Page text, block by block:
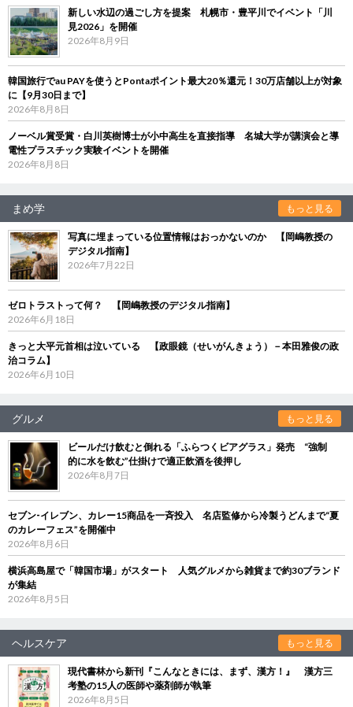
新しい水辺の過ごし方を提案 札幌市・豊平川でイベント「川
見2026」を開催
2026年8月9日
韓国旅行でau PAYを使うとPontaポイント最大20％還元！30万店舗以上が対象
に【9月30日まで】
2026年8月8日
ノーベル賞受賞・白川英樹博士が小中高生を直接指導 名城大学が講演会と導
電性プラスチック実験イベントを開催
2026年8月8日
まめ学 もっと見る
写真に埋まっている位置情報はおっかないのか 【岡嶋教授の
デジタル指南】
2026年7月22日
ゼロトラストって何？ 【岡嶋教授のデジタル指南】
2026年6月18日
きっと大平元首相は泣いている 【政眼鏡（せいがんきょう）－本田雅俊の政
治コラム】
2026年6月10日
グルメ もっと見る
ビールだけ飲むと倒れる「ふらつくビアグラス」発売 “強制
的に水を飲む”仕掛けで適正飲酒を後押し
2026年8月7日
セブン‐イレブン、カレー15商品を一斉投入 名店監修から冷製うどんまで“夏
のカレーフェス”を開催中
2026年8月6日
横浜高島屋で「韓国市場」がスタート 人気グルメから雑貨まで約30ブランド
が集結
2026年8月5日
ヘルスケア もっと見る
現代書林から新刊『こんなときには、まず、漢方！』 漢方三
考塾の15人の医師や薬剤師が執筆
2026年8月5日